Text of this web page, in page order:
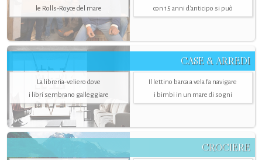
le Rolls-Royce del mare
con 15 anni d'anticipo si può
CASE & ARREDI
La libreria-veliero dove
i libri sembrano galleggiare
Il lettino barca a vela fa navigare
i bimbi in un mare di sogni
CROCIERE